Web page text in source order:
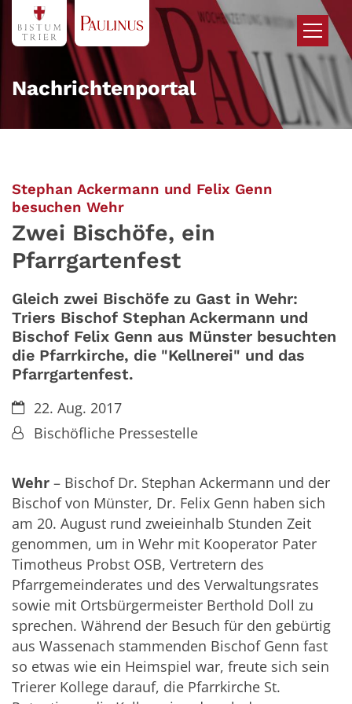
Zum Inhalt springen
Nachrichtenportal
Stephan Ackermann und Felix Genn
besuchen Wehr:
Zwei Bischöfe, ein
Pfarrgartenfest
Gleich zwei Bischöfe zu Gast in Wehr:
Triers Bischof Stephan Ackermann und
Bischof Felix Genn aus Münster besuchten
die Pfarrkirche, die "Kellnerei" und das
Pfarrgartenfest.
Datum:22. Aug. 2017
Von:Bischöfliche Pressestelle
Wehr – Bischof Dr. Stephan Ackermann und der
Bischof von Münster, Dr. Felix Genn haben sich
am 20. August rund zweieinhalb Stunden Zeit
genommen, um in Wehr mit Kooperator Pater
Timotheus Probst OSB, Vertretern des
Pfarrgemeinderates und des Verwaltungsrates
sowie mit Ortsbürgermeister Berthold Doll zu
sprechen. Während der Besuch für den gebürtig
aus Wassenach stammenden Bischof Genn fast
so etwas wie ein Heimspiel war, freute sich sein
Trierer Kollege darauf, die Pfarrkirche St.